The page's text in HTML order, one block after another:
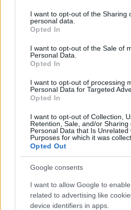
not limited to your visit or usage
grant or deny consent to Google
use your data for below specified
consent section.
I want to opt-out of the Sharing
personal data.
Opted In
I want to opt-out of the Sale of
Personal Data.
Opted In
I want to opt-out of processing
Personal Data for Targeted
Opted In
I want to opt-out of Collection,
Retention, Sale, and/or Sharing
Personal Data that Is Unrelated
Purposes for which it was
Opted Out
Google consents
I want to allow Google to
related to advertising like
device identifiers in apps.
Népszerű